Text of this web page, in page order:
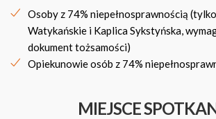
Osoby z 74% niepełnosprawnością
Watykańskie i Kaplica Sykstyńska,
dokument tożsamości)
Opiekunowie osób z 74%
MIEJSCE